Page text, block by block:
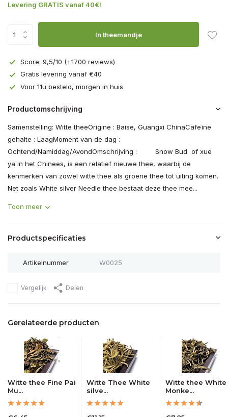
Levering GRATIS vanaf 40€!
In theemandje
Score: 9,5/10 (+1700 reviews)
Gratis levering vanaf €40
Voor 11u besteld, morgen in huis
Productomschrijving
Samenstelling: Witte theeOrigine : Baise, Guangxi ChinaCafeïne
gehalte : LaagMoment van de dag :
Ochtend/Namiddag/AvondOmschrijving : ­­ Snow Bud of xue
ya in het Chinees, is een relatief nieuwe thee, waarbij de
kenmerken van zowel witte thee als groene thee tot uiting komen.
Net zoals White silver Needle thee bestaat deze thee mee...
Toon meer
Productspecificaties
Artikelnummer W0025
Vergelijk Delen
Gerelateerde producten
Witte thee Fine Pai
Mu...
Witte Thee White
silve...
Witte thee White
Monke...